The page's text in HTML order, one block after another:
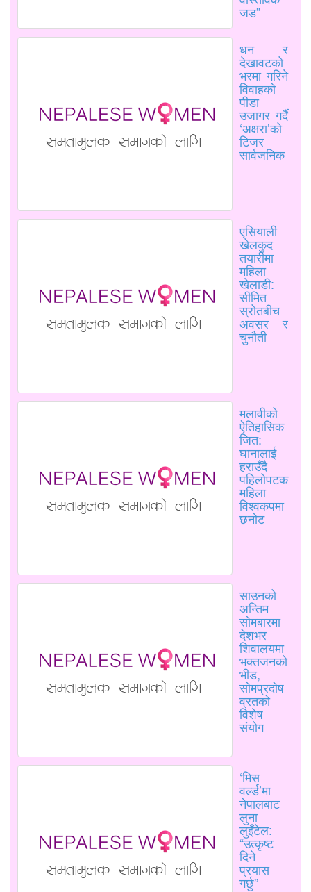
जड”
धन र
देखावटको
भरमा गरिने
विवाहको
पीडा
उजागर गर्दै
‘अक्षरा’को
टिजर
सार्वजनिक
एसियाली
खेलकुद
तयारीमा
महिला
खेलाडी:
सीमित
स्रोतबीच
अवसर र
चुनौती
मलावीको
ऐतिहासिक
जित:
घानालाई
हराउँदै
पहिलोपटक
महिला
विश्वकपमा
छनोट
साउनको
अन्तिम
सोमबारमा
देशभर
शिवालयमा
भक्तजनको
भीड,
सोमप्रदोष
व्रतको
विशेष
संयोग
‘मिस
वर्ल्ड’मा
नेपालबाट
लुना
लुइँटेल:
“उत्कृष्ट
दिने
प्रयास
गर्छु”